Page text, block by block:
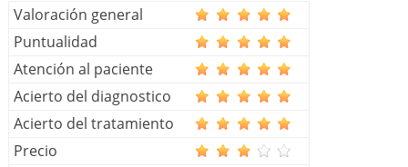
Valoración general
Puntualidad
Atención al paciente
Acierto del diagnostico
Acierto del tratamiento
Precio